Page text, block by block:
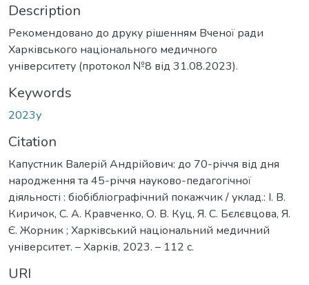
Description
Рекомендовано до друку рішенням Вченої ради
Харківського національного медичного
університету (протокол №8 від 31.08.2023).
Keywords
2023у
Citation
Капустник Валерій Андрійович: до 70-річчя від дня
народження та 45-річчя науково-педагогічної
діяльності : біобібліографічний покажчик / уклад.: І. В.
Киричок, С. А. Кравченко, О. В. Куц, Я. С. Бєлєвцова, Я.
Є. Жорник ; Харківський національний медичний
університет. – Харків, 2023. – 112 с.
URI